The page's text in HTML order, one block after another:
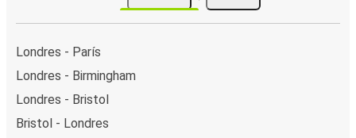
Londres - París
Londres - Birmingham
Londres - Bristol
Bristol - Londres